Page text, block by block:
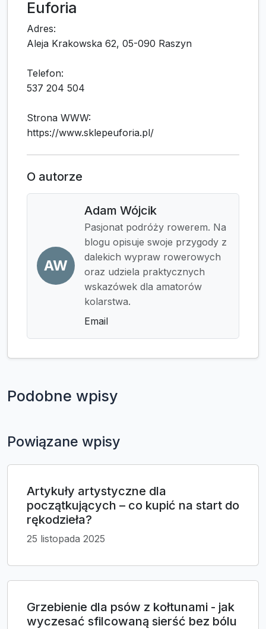
Euforia
Adres:
Aleja Krakowska 62, 05-090 Raszyn
Telefon:
537 204 504
Strona WWW:
https://www.sklepeuforia.pl/
O autorze
AW
Adam Wójcik
Pasjonat podróży rowerem. Na
blogu opisuje swoje przygody z
dalekich wypraw rowerowych
oraz udziela praktycznych
wskazówek dla amatorów
kolarstwa.
Email
Podobne wpisy
Powiązane wpisy
Artykuły artystyczne dla
początkujących – co kupić na start do
rękodzieła?
25 listopada 2025
Grzebienie dla psów z kołtunami - jak
wyczesać sfilcowaną sierść bez bólu